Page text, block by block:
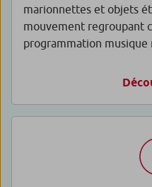
marionnettes et objets
mouvement regroupant
programmation musique